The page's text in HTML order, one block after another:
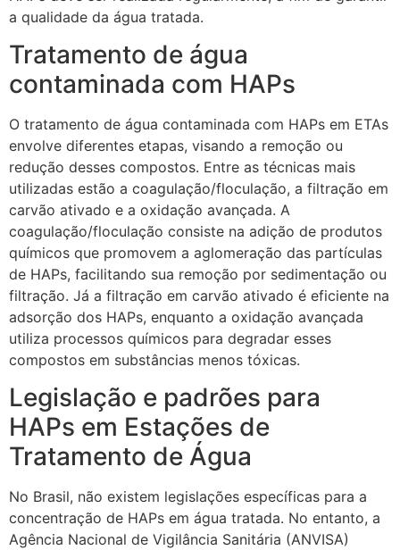
a qualidade da água tratada.
Tratamento de água
contaminada com HAPs
O tratamento de água contaminada com HAPs em ETAs
envolve diferentes etapas, visando a remoção ou
redução desses compostos. Entre as técnicas mais
utilizadas estão a coagulação/floculação, a filtração em
carvão ativado e a oxidação avançada. A
coagulação/floculação consiste na adição de produtos
químicos que promovem a aglomeração das partículas
de HAPs, facilitando sua remoção por sedimentação ou
filtração. Já a filtração em carvão ativado é eficiente na
adsorção dos HAPs, enquanto a oxidação avançada
utiliza processos químicos para degradar esses
compostos em substâncias menos tóxicas.
Legislação e padrões para
HAPs em Estações de
Tratamento de Água
No Brasil, não existem legislações específicas para a
concentração de HAPs em água tratada. No entanto, a
Agência Nacional de Vigilância Sanitária (ANVISA)